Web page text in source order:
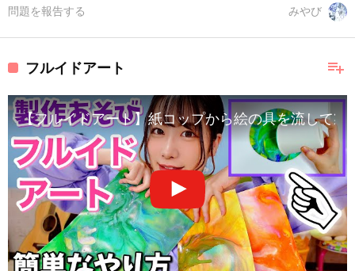
みやび
問題を報告する
playlist_add
フルイドアート
【フルイドアート】紙コップから絵の具を流して